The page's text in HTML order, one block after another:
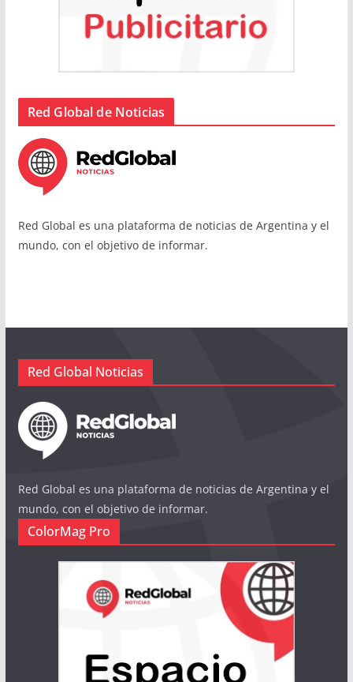
Red Global de Noticias
Red Global es una plataforma de noticias de Argentina y el
mundo, con el objetivo de informar.
Red Global Noticias
Red Global es una plataforma de noticias de Argentina y el
mundo, con el objetivo de informar.
ColorMag Pro